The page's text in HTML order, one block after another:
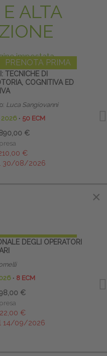
ALTA
PRENOTA PRIMA
TECNICHE DI
COGNITIVA ED
Luca Sangiovanni
2026 ∙ 50 ECM
€
€
30/08/2026
DEGLI OPERATORI
∙ 8 ECM
€
22,00 €
14/09/2026
×